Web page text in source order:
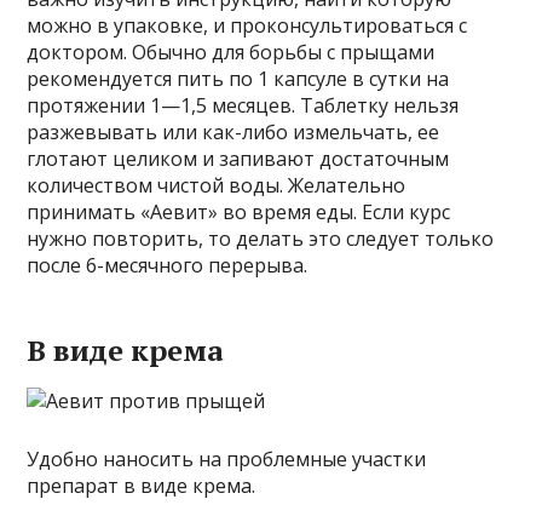
можно в упаковке, и проконсультироваться с
доктором. Обычно для борьбы с прыщами
рекомендуется пить по 1 капсуле в сутки на
протяжении 1—1,5 месяцев. Таблетку нельзя
разжевывать или как-либо измельчать, ее
глотают целиком и запивают достаточным
количеством чистой воды. Желательно
принимать «Аевит» во время еды. Если курс
нужно повторить, то делать это следует только
после 6-месячного перерыва.
В виде крема
Удобно наносить на проблемные участки
препарат в виде крема.